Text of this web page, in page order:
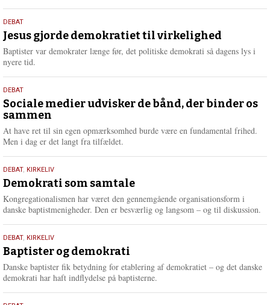
e
r
e
18.
maj
2026
DEBAT
Jesus gjorde demokratiet til virkelighed
Baptister var demokrater længe før, det politiske demokrati så dagens lys i
nyere tid.
18.
maj
2026
DEBAT
Sociale medier udvisker de bånd, der binder os
sammen
At have ret til sin egen opmærksomhed burde være en fundamental frihed.
Men i dag er det langt fra tilfældet.
18.
maj
2026
DEBAT, KIRKELIV
Demokrati som samtale
Kongregationalismen har været den gennemgående organisationsform i
danske baptistmenigheder. Den er besværlig og langsom – og til diskussion.
18.
maj
2026
DEBAT, KIRKELIV
Baptister og demokrati
Danske baptister fik betydning for etablering af demokratiet – og det danske
demokrati har haft indflydelse på baptisterne.